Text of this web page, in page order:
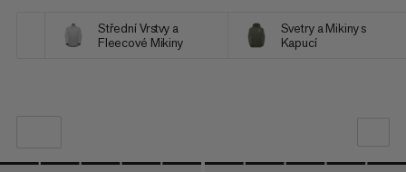
Střední Vrstvy a
Fleecové Mikiny
Svetry a Mikiny s
Kapucí
NAŠE DOPORUČENÍ